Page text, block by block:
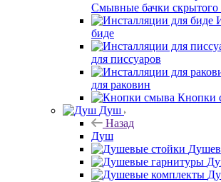
Смывные бачки скрытого
биде
для писсуаров
для раковин
Кнопки
Душ
Назад
Душ